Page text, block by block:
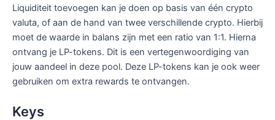
Liquiditeit toevoegen kan je doen op basis van één crypto
valuta, of aan de hand van twee verschillende crypto. Hierbij
moet de waarde in balans zijn met een ratio van 1:1. Hierna
ontvang je LP-tokens. Dit is een vertegenwoordiging van
jouw aandeel in deze pool. Deze LP-tokens kan je ook weer
gebruiken om extra rewards te ontvangen.
Keys